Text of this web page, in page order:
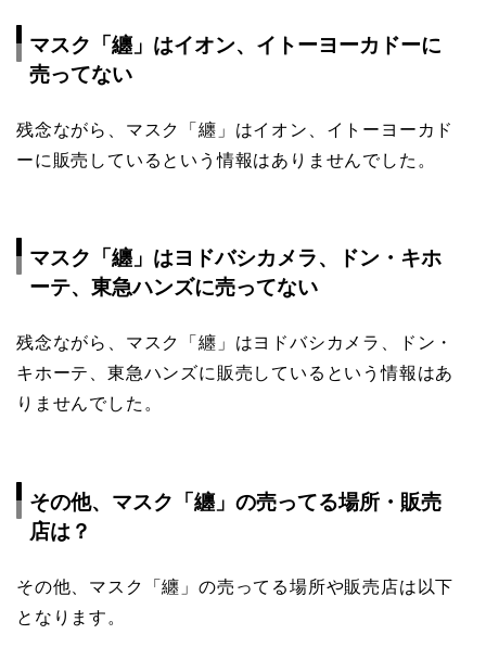
マスク「纏」はイオン、イトーヨーカドーに
売ってない
残念ながら、マスク「纏」はイオン、イトーヨーカド
ーに販売しているという情報はありませんでした。
マスク「纏」はヨドバシカメラ、ドン・キホ
ーテ、東急ハンズに売ってない
残念ながら、マスク「纏」はヨドバシカメラ、ドン・
キホーテ、東急ハンズに販売しているという情報はあ
りませんでした。
その他、マスク「纏」の売ってる場所・販売
店は？
その他、マスク「纏」の売ってる場所や販売店は以下
となります。